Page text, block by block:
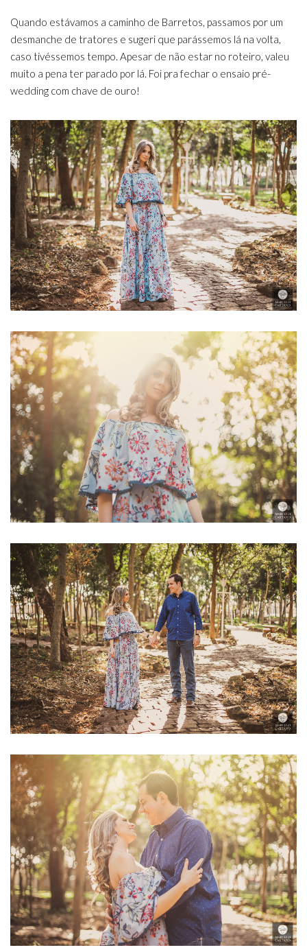
Quando estávamos a caminho de Barretos, passamos por um
desmanche de tratores e sugeri que parássemos lá na volta,
caso tivéssemos tempo. Apesar de não estar no roteiro, valeu
muito a pena ter parado por lá. Foi pra fechar o ensaio pré-
wedding com chave de ouro!